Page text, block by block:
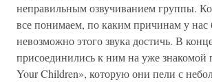
неправильным озвучиванием группы.
все понимаем, по каким причинам у нас
невозможно этого звука достичь. В
присоединились к ним на уже знакомой
Your Children», которую они пели с